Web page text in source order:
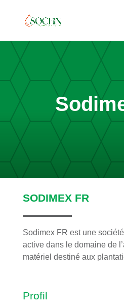
SODIMEX FR
Sodimex FR est une
active dans le domaine de
matériel destiné aux
Profil